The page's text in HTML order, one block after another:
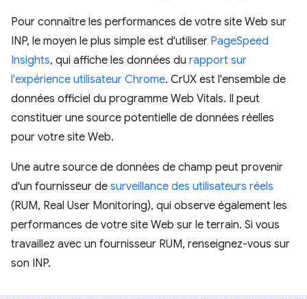
Pour connaître les performances de votre site Web sur
INP, le moyen le plus simple est d'utiliser PageSpeed
Insights, qui affiche les données du rapport sur
l'expérience utilisateur Chrome. CrUX est l'ensemble de
données officiel du programme Web Vitals. Il peut
constituer une source potentielle de données réelles
pour votre site Web.
Une autre source de données de champ peut provenir
d'un fournisseur de surveillance des utilisateurs réels
(RUM, Real User Monitoring), qui observe également les
performances de votre site Web sur le terrain. Si vous
travaillez avec un fournisseur RUM, renseignez-vous sur
son INP.